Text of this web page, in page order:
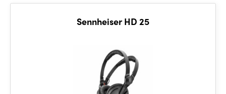
Sennheiser HD 25